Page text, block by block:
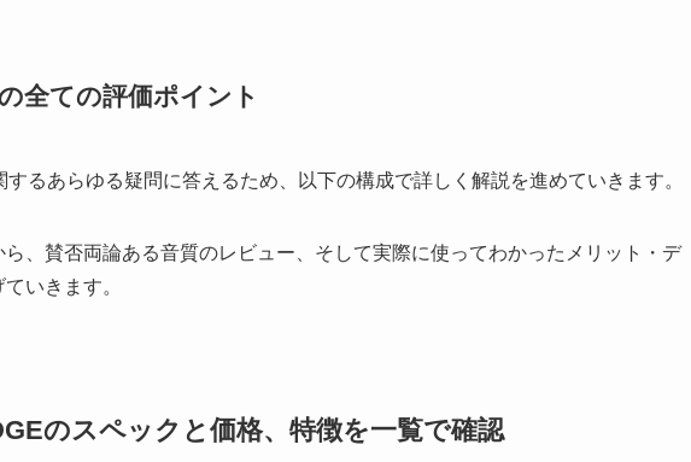
全ての評価ポイント
るあらゆる疑問に答えるため、以下の構成で詳しく解説を進めていきます。
、賛否両論ある音質のレビュー、そして実際に使ってわかったメリット・デ
いきます。
のスペックと価格、特徴を一覧で確認